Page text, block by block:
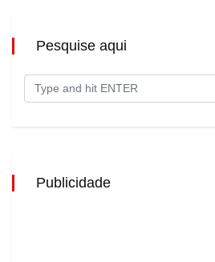
Pesquise aqui
Publicidade